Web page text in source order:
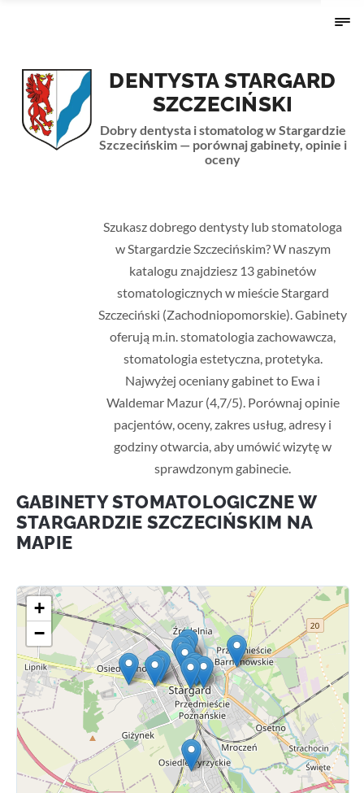
DENTYSTA STARGARD
SZCZECIŃSKI
Dobry dentysta i stomatolog w Stargardzie
Szczecińskim — porównaj gabinety, opinie i
oceny
Szukasz dobrego dentysty lub stomatologa
w Stargardzie Szczecińskim? W naszym
katalogu znajdziesz 13 gabinetów
stomatologicznych w mieście Stargard
Szczeciński (Zachodniopomorskie). Gabinety
oferują m.in. stomatologia zachowawcza,
stomatologia estetyczna, protetyka.
Najwyżej oceniany gabinet to Ewa i
Waldemar Mazur (4,7/5). Porównaj opinie
pacjentów, oceny, zakres usług, adresy i
godziny otwarcia, aby umówić wizytę w
sprawdzonym gabinecie.
GABINETY STOMATOLOGICZNE W
STARGARDZIE SZCZECIŃSKIM NA
MAPIE
+
−